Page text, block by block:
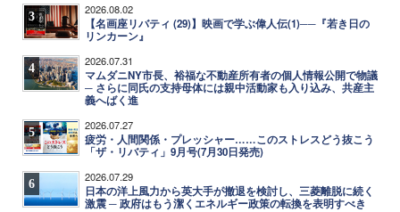
3 2026.08.02
【名画座リバティ (29)】映画で学ぶ偉人伝(1)──『若き日の
リンカーン』
4 2026.07.31
マムダニNY市長、裕福な不動産所有者の個人情報公開で物議
─ さらに同氏の支持母体には親中活動家も入り込み、共産主
義へばく進
5 2026.07.27
疲労・人間関係・プレッシャー……このストレスどう抜こう
「ザ・リバティ」9月号(7月30日発売)
6 2026.07.29
日本の洋上風力から英大手が撤退を検討し、三菱離脱に続く
激震 ─ 政府はもう潔くエネルギー政策の転換を表明すべき